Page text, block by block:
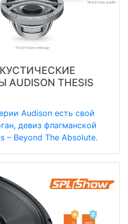
THESIS
Audison есть свой
девиз флагманской
– Beyond The Absolute.